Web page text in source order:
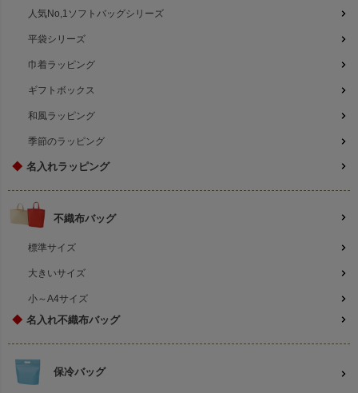
人気No,1ソフトバッグシリーズ
平袋シリーズ
巾着ラッピング
ギフトボックス
和風ラッピング
季節のラッピング
◆ 名入れラッピング
不織布バッグ
標準サイズ
大きいサイズ
小～A4サイズ
◆ 名入れ不織布バッグ
保冷バッグ